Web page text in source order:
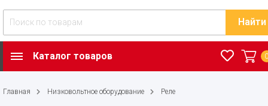
Найти
Каталог товаров
Главная Низковольтное оборудование Реле